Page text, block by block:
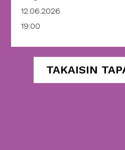
12.06.2026
19:00
TAKAISIN